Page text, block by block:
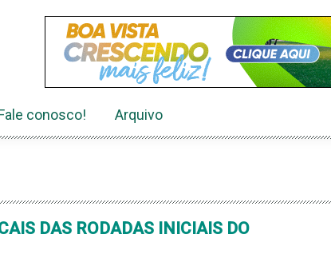
conosco! Arquivo
DAS RODADAS INICIAIS DO